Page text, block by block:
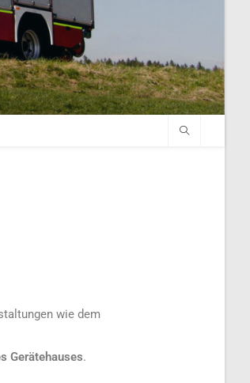
wie dem
Gerätehauses.